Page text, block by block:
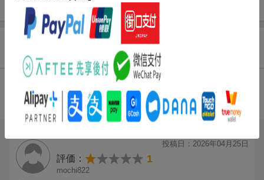
●【巻頭特集】「外国人労働者」の素顔／円安・物価高でも日本を
外国人労働者はこの1年で急増し、現在230万人もの人々が在留資
格を得て働いています。特に飲食業界では、優秀な人材の争奪戦
が繰り広げられているといいます。日本人を新たに採用せず、意
欲の高い外国人を幹部候補として育成する企業も。円安・物価高
でも「日本で働きたい」と望む人が多いのはなぜなのかーー。実
際に働く彼らの「素顔」を取材しました。外国人労働者を「一時
も論じています。
●連載：死刑囚の弁護士たち〜なぜ“殺人犯”を守るのか
総合評価：
条件に満たないため、評価は表示できません。
投稿日：2026年04月25日
評価： 1
mochi822